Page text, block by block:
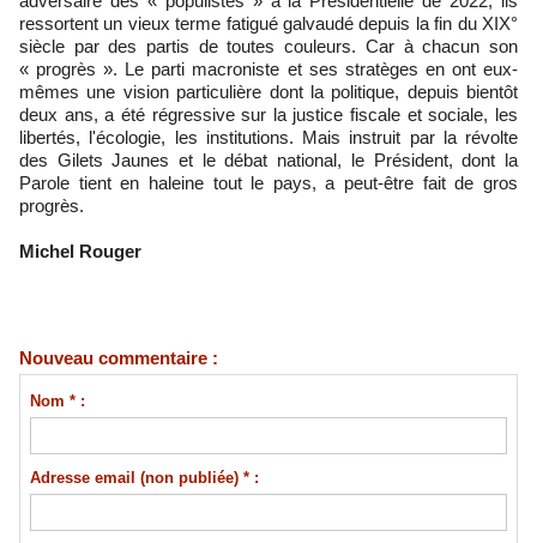
ressortent un vieux terme fatigué galvaudé depuis la fin du XIX°
siècle par des partis de toutes couleurs. Car à chacun son
« progrès ». Le parti macroniste et ses stratèges en ont eux-
mêmes une vision particulière dont la politique, depuis bientôt
deux ans, a été régressive sur la justice fiscale et sociale, les
libertés, l'écologie, les institutions. Mais instruit par la révolte
des Gilets Jaunes et le débat national, le Président, dont la
Parole tient en haleine tout le pays, a peut-être fait de gros
progrès.
Michel Rouger
Nouveau commentaire :
Nom * :
Adresse email (non publiée) * :